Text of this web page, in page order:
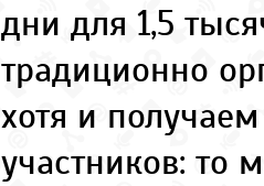
дни для 1,5
традиционно
хотя и
участников: то